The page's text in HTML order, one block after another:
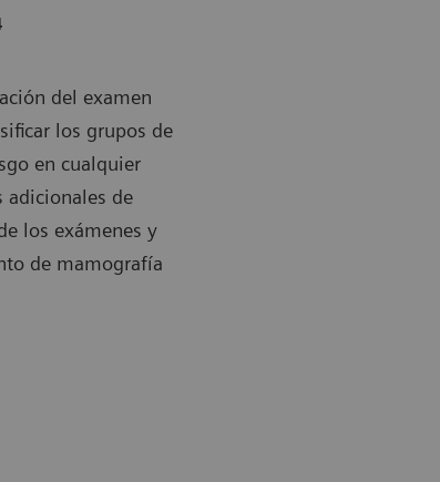
del examen
los grupos de
en cualquier
adicionales de
los exámenes y
de mamografía